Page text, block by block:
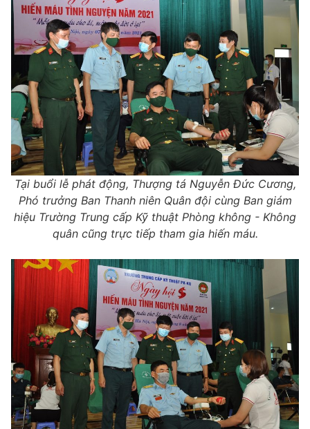
Tại buổi lễ phát động, Thượng tá Nguyễn Đức Cương,
Phó trưởng Ban Thanh niên Quân đội cùng Ban giám
hiệu Trường Trung cấp Kỹ thuật Phòng không - Không
quân cũng trực tiếp tham gia hiến máu.